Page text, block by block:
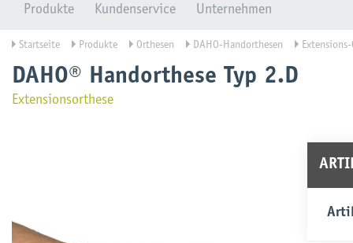
Produkte Kundenservice Unternehmen
Startseite Produkte Orthesen DAHO-Handorthesen
DAHO® Handorthese Typ 2.D
Extensionsorthese